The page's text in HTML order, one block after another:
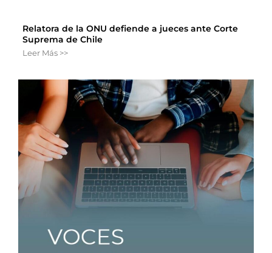
Relatora de la ONU defiende a jueces ante Corte
Suprema de Chile
Leer Más >>